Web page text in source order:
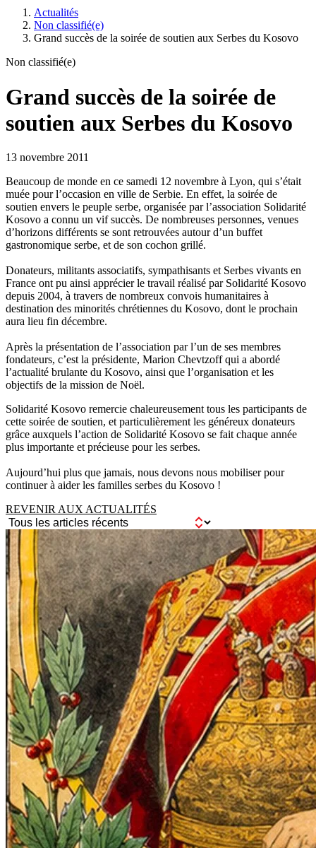
Actualités
Non classifié(e)
Grand succès de la soirée de soutien aux Serbes du Kosovo
Non classifié(e)
Grand succès de la soirée de
soutien aux Serbes du Kosovo
13 novembre 2011
Beaucoup de monde en ce samedi 12 novembre à Lyon, qui s’était
muée pour l’occasion en ville de Serbie. En effet, la soirée de
soutien envers le peuple serbe, organisée par l’association Solidarité
Kosovo a connu un vif succès. De nombreuses personnes, venues
d’horizons différents se sont retrouvées autour d’un buffet
gastronomique serbe, et de son cochon grillé.
Donateurs, militants associatifs, sympathisants et Serbes vivants en
France ont pu ainsi apprécier le travail réalisé par Solidarité Kosovo
depuis 2004, à travers de nombreux convois humanitaires à
destination des minorités chrétiennes du Kosovo, dont le prochain
aura lieu fin décembre.
Après la présentation de l’association par l’un de ses membres
fondateurs, c’est la présidente, Marion Chevtzoff qui a abordé
l’actualité brulante du Kosovo, ainsi que l’organisation et les
objectifs de la mission de Noël.
Solidarité Kosovo remercie chaleureusement tous les participants de
cette soirée de soutien, et particulièrement les généreux donateurs
grâce auxquels l’action de Solidarité Kosovo se fait chaque année
plus importante et précieuse pour les serbes.
Aujourd’hui plus que jamais, nous devons nous mobiliser pour
continuer à aider les familles serbes du Kosovo !
REVENIR AUX ACTUALITÉS